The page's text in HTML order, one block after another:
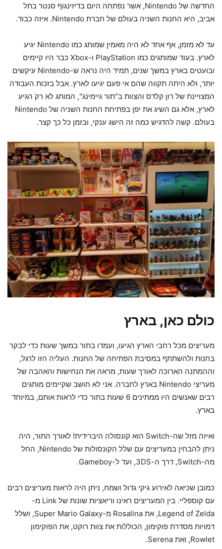
החדשה של Nintendo, אשר נפתחה היום בדיזינגוף סנטר בתל
אביב, היא החנות השניה בעולם של חברת Nintendo. איזה כבוד.
עד לא מזמן, אף אחד לא היה מאמין שמותג כמו Nintendo יגיע
לארץ. בעוד שמותגים כמו PlayStation ו-Xbox כבר היו קיימים
ובועטים בארץ במשך שנים, תמיד היה נראה ש-Nintendo עיקשים
יותר, ולא היתה תקווה שהם אי פעם יגיעו לארץ. אבל בזכות העבודה
המצויינת של רון קלדס והצוות ב"תור גיימינג", המותג לא רק הגיע
לארץ, אלא גם השיג את יפן בפתיחת החנות השניה של Nintendo
בעולם. קשה להדגיש כמה זה הישג ענקי, ובזמן כל כך קצר.
כולם כאן, בארץ
מעריצים מכל רחבי הארץ הגיעו, ועמדו בתור במשך שעות כדי לבקר
בחנות ולהשתתף במסיבת הפתיחה של החנות. העליה הזו לרגל,
וההמתנה הארוכה לאורך שעות, מראה את הנחישות והאהבה של
מעריצי Nintendo בארץ לחברה. אני לא חושב שקיימים מותגים
רבים שאנשים היו ממתינים 6 שעות בתור כדי לראות אותם, במיוחד
בארץ.
ואיזה מזל שה-Switch הוא קונסולה היברידית! לאורך התור, היה
ניתן להבחין במעריצים עם שלל הקונסולות של Nintendo, החל
מה-Switch, דרך ה-3DS, ועד ל-Gameboy.
כמובן שכיאה לאירוע גיקי גדול ושמח, ניתן היה לראות מעריצים רבים
עם קוספליי. בין המעריצים ראינו וריאציות שונות של Link מ-
Legend of Zelda, את Rosalina מ-Super Mario Galaxy, ושלל
דמויות מסדרת פוקימון, הכוללות את צוות רוקט, את הפוקימון
Rowlet, ואת Serena.